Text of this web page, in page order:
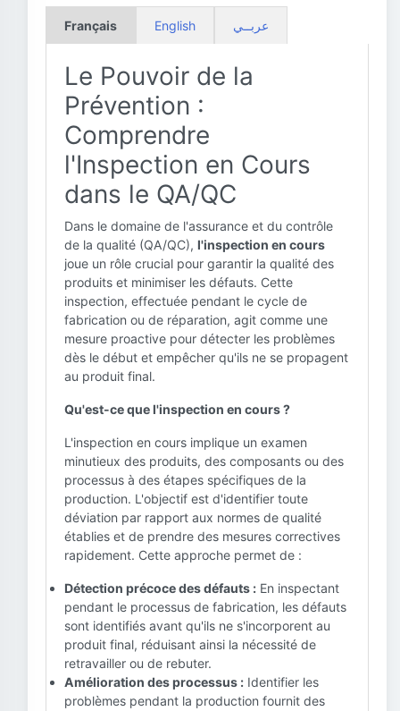
Français English عربــي
Le Pouvoir de la
Prévention :
Comprendre
l'Inspection en Cours
dans le QA/QC
Dans le domaine de l'assurance et du contrôle
de la qualité (QA/QC), l'inspection en cours
joue un rôle crucial pour garantir la qualité des
produits et minimiser les défauts. Cette
inspection, effectuée pendant le cycle de
fabrication ou de réparation, agit comme une
mesure proactive pour détecter les problèmes
dès le début et empêcher qu'ils ne se propagent
au produit final.
Qu'est-ce que l'inspection en cours ?
L'inspection en cours implique un examen
minutieux des produits, des composants ou des
processus à des étapes spécifiques de la
production. L'objectif est d'identifier toute
déviation par rapport aux normes de qualité
établies et de prendre des mesures correctives
rapidement. Cette approche permet de :
Détection précoce des défauts : En inspectant
pendant le processus de fabrication, les défauts
sont identifiés avant qu'ils ne s'incorporent au
produit final, réduisant ainsi la nécessité de
retravailler ou de rebuter.
Amélioration des processus : Identifier les
problèmes pendant la production fournit des